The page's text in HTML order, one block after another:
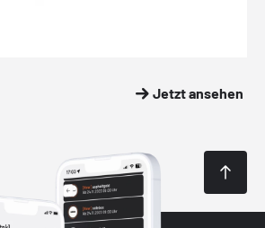
Jetzt ansehen